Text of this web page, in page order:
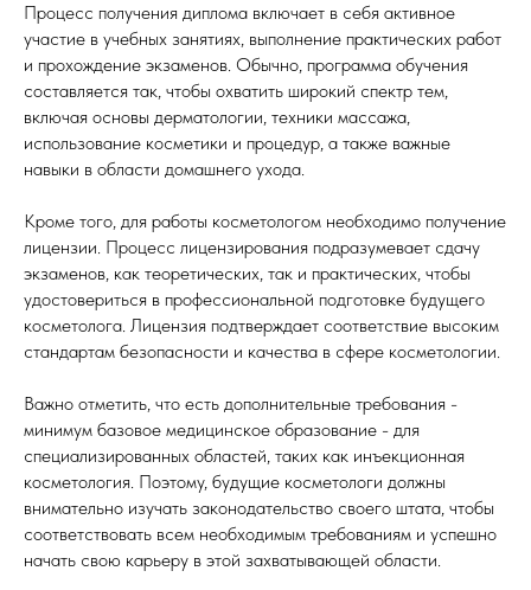
Процесс получения диплома включает в себя активное
участие в учебных занятиях, выполнение практических работ
и прохождение экзаменов. Обычно, программа обучения
составляется так, чтобы охватить широкий спектр тем,
включая основы дерматологии, техники массажа,
использование косметики и процедур, а также важные
навыки в области домашнего ухода.
Кроме того, для работы косметологом необходимо получение
лицензии. Процесс лицензирования подразумевает сдачу
экзаменов, как теоретических, так и практических, чтобы
удостовериться в профессиональной подготовке будущего
косметолога. Лицензия подтверждает соответствие высоким
стандартам безопасности и качества в сфере косметологии.
Важно отметить, что есть дополнительные требования -
минимум базовое медицинское образование - для
специализированных областей, таких как инъекционная
косметология. Поэтому, будущие косметологи должны
внимательно изучать законодательство своего штата, чтобы
соответствовать всем необходимым требованиям и успешно
начать свою карьеру в этой захватывающей области.